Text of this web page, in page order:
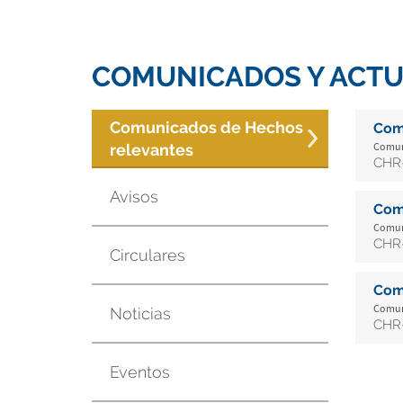
COMUNICADOS Y
Comunicados de Hechos
relevantes
Avisos
Circulares
Noticias
Eventos